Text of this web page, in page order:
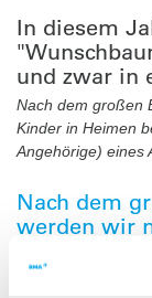
In diesem
und zwar in
Nach dem großen
Kinder in Heimen
Angehörige) eines
Nach dem
werden wir